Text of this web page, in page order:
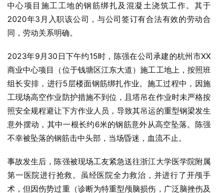
中心项目施工工地的钢筋绑扎及混凝土浇筑工作。其于
2020年3月入职该公司，与公司签订有合法有效的劳动合
同，劳动关系明确。
2023年9月30日下午约15时，陈强在公司承建的杭州市XX
商业中心项目（位于钱塘区江东大道）施工工地上，按照班
组长安排，进行5层楼面钢筋绑扎作业。施工过程中，因施
工现场高空作业防护措施不到位，且塔吊在作业时未严格按
照安全规程避让下方作业人员，导致其吊运的重型钢梁发生
意外摆动，其中一根长约6米的钢筋意外从高空坠落。陈强
不幸被坠落的钢筋击中头部，当场昏迷，血流不止。
事故发生后，陈强被现场工友紧急送往浙江大学医学院附属
第一医院进行抢救。虽经医院全力救治，并进行了开颅手
术，但因伤势过重（诊断为特重型颅脑损伤，广泛脑挫伤及